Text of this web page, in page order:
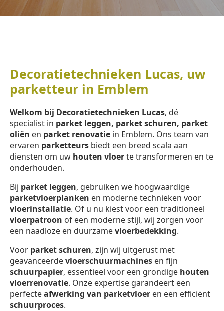
Decoratietechnieken Lucas, uw
parketteur in Emblem
Welkom bij Decoratietechnieken Lucas, dé
specialist in parket leggen, parket schuren, parket
oliën en parket renovatie in Emblem. Ons team van
ervaren parketteurs biedt een breed scala aan
diensten om uw houten vloerte transformeren en te
onderhouden.
Bij parket leggen, gebruiken we hoogwaardige
parketvloerplanken en moderne technieken voor
vloerinstallatie. Of u nu kiest voor een traditioneel
vloerpatroon of een moderne stijl, wij zorgen voor
een naadloze en duurzamevloerbedekking.
Voor parket schuren, zijn wij uitgerust met
geavanceerdevloerschuurmachines en fijn
schuurpapier, essentieel voor een grondige houten
vloerrenovatie. Onze expertise garandeert een
perfecteafwerking van parketvloer en een efficiënt
schuurproces.